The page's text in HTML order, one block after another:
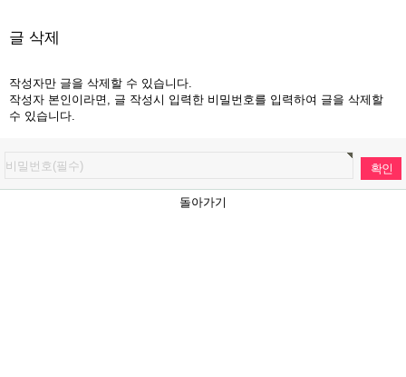
글 삭제
작성자만 글을 삭제할 수 있습니다.
작성자 본인이라면, 글 작성시 입력한 비밀번호를 입력하여 글을 삭제할
수 있습니다.
돌아가기